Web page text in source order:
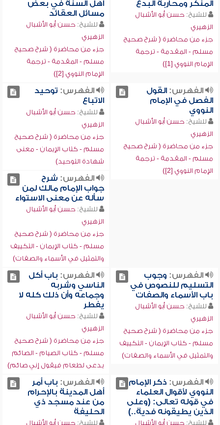
المنكر ومحاربة البدع
للشيخ: حسن أبو الأشبال
الزهيري
جزء من محاضرة ( شرح صحيح
مسلم - المقدمة - ترجمة
الإمام النووي [1])
أهل السنة في بعض
مسائل العقائد
للشيخ: حسن أبو الأشبال
الزهيري
جزء من محاضرة ( شرح صحيح
مسلم - المقدمة - ترجمة
الإمام النووي [2])
الفهرس:القول
الفصل في الإمام
النووي
للشيخ: حسن أبو الأشبال
الزهيري
جزء من محاضرة ( شرح صحيح
مسلم - المقدمة - ترجمة
الإمام النووي [2])
الفهرس: توحيد
الاتباع
للشيخ: حسن أبو الأشبال
الزهيري
جزء من محاضرة ( شرح صحيح
مسلم - كتاب الإيمان - معنى
شهادة التوحيد)
الفهرس: شرح
جواب الإمام مالك لمن
سأله عن معنى الاستواء
للشيخ: حسن أبو الأشبال
الزهيري
جزء من محاضرة ( شرح صحيح
مسلم - كتاب الإيمان - التكييف
والتمثيل في الأسماء والصفات)
الفهرس: وجوب
التسليم للنصوص في
باب الأسماء والصفات
للشيخ: حسن أبو الأشبال
الزهيري
جزء من محاضرة ( شرح صحيح
مسلم - كتاب الإيمان - التكييف
والتمثيل في الأسماء والصفات)
الفهرس: باب أكل
الناسي وشربه
وجماعه وأن ذلك كله لا
يفطر
للشيخ: حسن أبو الأشبال
الزهيري
جزء من محاضرة ( شرح صحيح
مسلم - كتاب الصيام - الصائم
يدعى لطعام فيقول إني صائم)
الفهرس: ذكر الإمام
النووي لأقوال العلماء
في قوله تعالى: (وعلى
الذين يطيقونه فدية..)
للشيخ: حسن أبو الأشبال
الفهرس: باب أمر
أهل المدينة بالإحرام
من عند مسجد ذي
الحليفة
للشيخ: حسن أبو الأشبال